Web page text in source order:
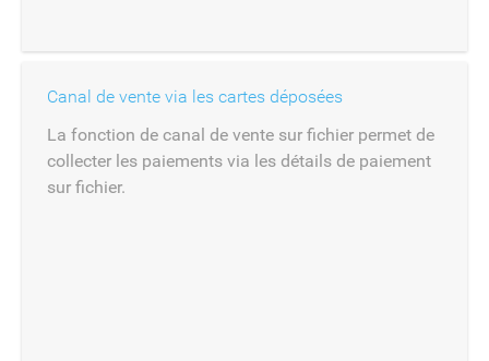
Canal de vente via les cartes déposées
La fonction de canal de vente sur fichier permet de
collecter les paiements via les détails de paiement
sur fichier.